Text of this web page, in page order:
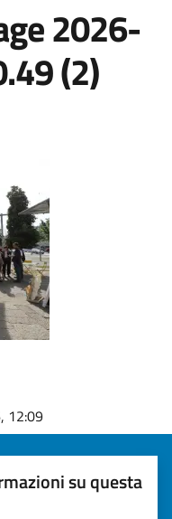
2026-
(2)
12:09
su questa